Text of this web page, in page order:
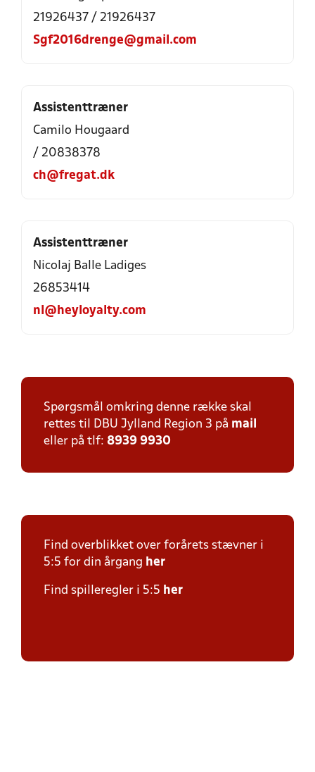
21926437 / 21926437
Sgf2016drenge@gmail.com
Assistenttræner
Camilo Hougaard
/ 20838378
ch@fregat.dk
Assistenttræner
Nicolaj Balle Ladiges
26853414
nl@heyloyalty.com
Spørgsmål omkring denne række skal
rettes til DBU Jylland Region 3 på mail
eller på tlf: 8939 9930
Find overblikket over forårets stævner i
5:5 for din årgang her
Find spilleregler i 5:5 her